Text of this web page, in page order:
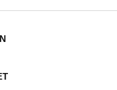
1,0 m²K. On hyvä tietää,
energiatehokkain, myös
arvokasta lämpöä